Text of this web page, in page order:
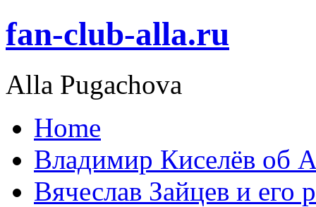
fan-club-alla.ru
Alla Pugachova
Home
Владимир Киселёв об
Вячеслав Зайцев и его